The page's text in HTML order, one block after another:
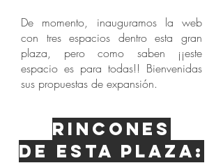
Rincones
de esta plaza:
De momento, inauguramos la web
con tres espacios dentro esta gran
plaza, pero como saben ¡¡este
espacio es para todas!! Bienvenidas
sus propuestas de expansión.